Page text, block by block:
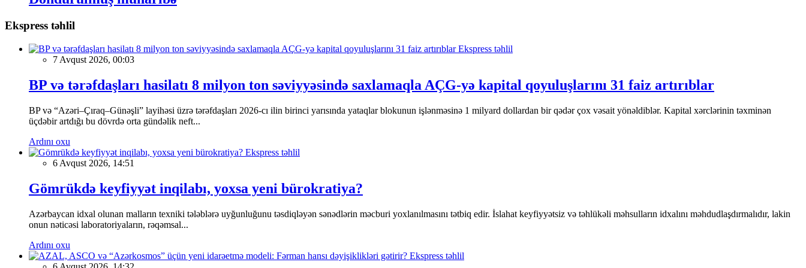
Ekspress təhlil
Ekspress təhlil
7 Avqust 2026, 00:03
BP və tərəfdaşları hasilatı 8 milyon ton səviyyəsində saxlamaqla AÇG-yə kapital qoyuluşlarını 31 faiz artırıblar
BP və “Azəri–Çıraq–Günəşli” layihəsi üzrə tərəfdaşları 2026-cı ilin birinci yarısında yataqlar blokunun işlənməsinə 1 milyard dollardan bir qədər çox vəsait yönəldiblər. Kapital xərclərinin təxminən
üçdəbir artdığı bu dövrdə orta gündəlik neft...
Ardını oxu
Ekspress təhlil
6 Avqust 2026, 14:51
Gömrükdə keyfiyyət inqilabı, yoxsa yeni bürokratiya?
Azərbaycan idxal olunan malların texniki tələblərə uyğunluğunu təsdiqləyən sənədlərin məcburi yoxlanılmasını tətbiq edir. İslahat keyfiyyətsiz və təhlükəli məhsulların idxalını məhdudlaşdırmalıdır, lakin
onun nəticəsi laboratoriyaların, rəqəmsal...
Ardını oxu
Ekspress təhlil